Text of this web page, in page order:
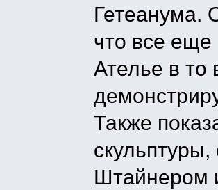
Гетеанума.
что все еще
Ателье в то
Также
Штайнером